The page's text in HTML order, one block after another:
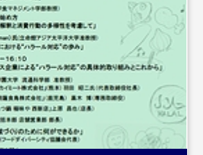
...続きを読む